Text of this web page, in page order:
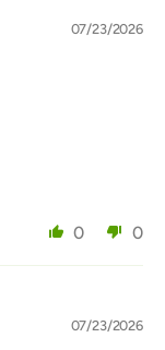
07/23/2026
0 0
07/23/2026